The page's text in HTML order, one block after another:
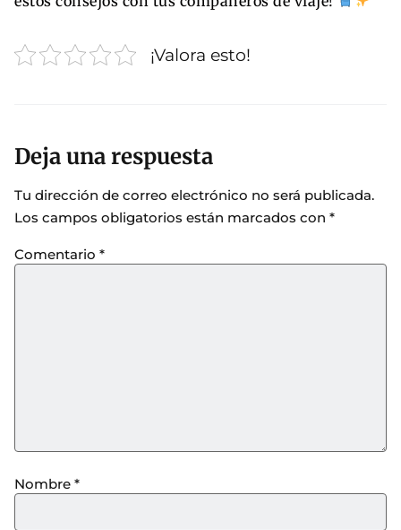
¡Valora esto!
Deja una respuesta
Tu dirección de correo electrónico no será publicada.
Los campos obligatorios están marcados con *
Comentario *
Nombre *